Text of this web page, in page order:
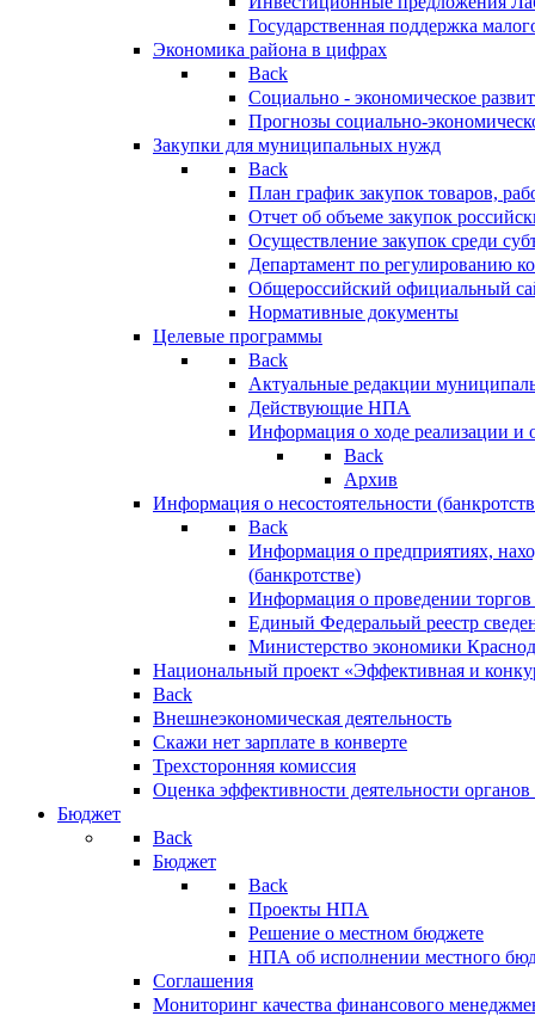
Государственная поддержка
Экономика района в цифрах
Back
Социально - экономическое
Прогнозы социально-
Закупки для муниципальных нужд
Back
План график закупок товаров,
Отчет об объеме закупок
Осуществление закупок среди
Департамент по регулированию
Общероссийский официальный
Нормативные документы
Целевые программы
Back
Актуальные редакции
Действующие НПА
Информация о ходе реализации
Back
Архив
Информация о несостоятельности
Back
Информация о предприятиях,
(банкротстве)
Информация о проведении
Единый Федеральый реестр
Министерство экономики
Национальный проект «Эффективная и
Back
Внешнеэкономическая деятельность
Скажи нет зарплате в конверте
Трехсторонняя комиссия
Оценка эффективности деятельности
Бюджет
Back
Бюджет
Back
Проекты НПА
Решение о местном бюджете
НПА об исполнении местного
Соглашения
Мониторинг качества финансового